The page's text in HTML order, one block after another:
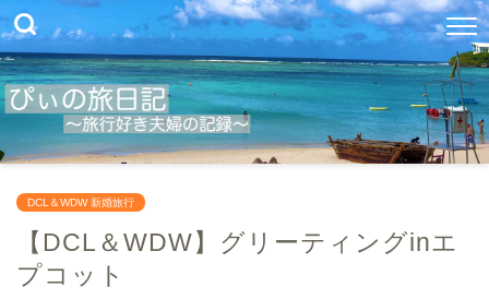
DCL＆WDW 新婚旅行
【DCL＆WDW】グリーティングinエ
プコット